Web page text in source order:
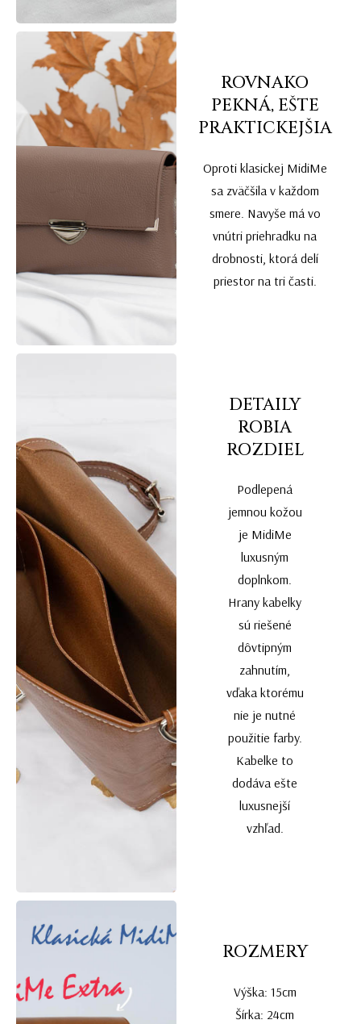
ROVNAKO
PEKNÁ, EŠTE
PRAKTICKEJŠIA
Oproti klasickej MidiMe
sa zväčšila v každom
smere. Navyše má vo
vnútri priehradku na
drobnosti, ktorá delí
priestor na tri časti.
DETAILY
ROBIA
ROZDIEL
Podlepená
jemnou kožou
je MidiMe
luxusným
doplnkom.
Hrany kabelky
sú riešené
dôvtipným
zahnutím,
vďaka ktorému
nie je nutné
použitie farby.
Kabelke to
dodáva ešte
luxusnejší
vzhľad.
ROZMERY
Výška: 15cm
Šírka: 24cm